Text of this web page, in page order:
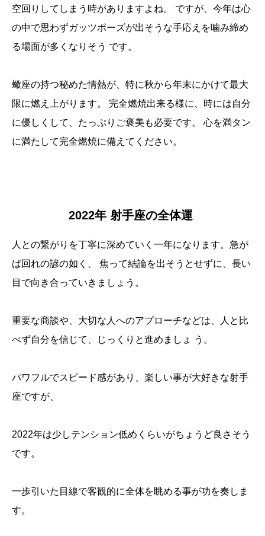
空回りしてしまう時がありますよね。 ですが、今年は心
の中で思わずガッツポーズが出そうな手応えを噛み締め
る場面が多くなりそう です。
蠍座の持つ秘めた情熱が、特に秋から年末にかけて最大
限に燃え上がります。 完全燃焼出来る様に、時には自分
に優しくして、たっぷりご褒美も必要です。 心を満タン
に満たして完全燃焼に備えてください。
2022年 射手座の全体運
人との繋がりを丁寧に深めていく一年になります。急が
ば回れの諺の如く、 焦って結論を出そうとせずに、長い
目で向き合っていきましょう。
重要な商談や、大切な人へのアプローチなどは、人と比
べず自分を信じて、じっくりと進めましょ う。
パワフルでスピード感があり、楽しい事が大好きな射手
座ですが、
2022年は少しテンション低めくらいがちょうど良さそう
です。
一歩引いた目線で客観的に全体を眺める事が功を奏しま
す。